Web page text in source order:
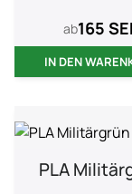
ab165
IN DEN
PLA